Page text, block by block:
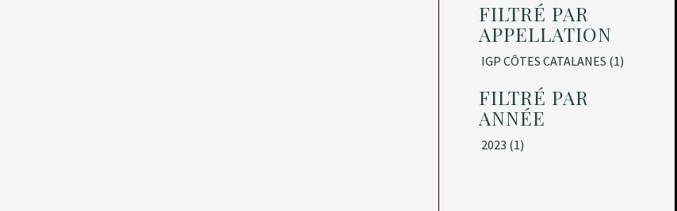
FILTRÉ PAR
APPELLATION
IGP CÔTES CATALANES (1)
FILTRÉ PAR
ANNÉE
2023 (1)